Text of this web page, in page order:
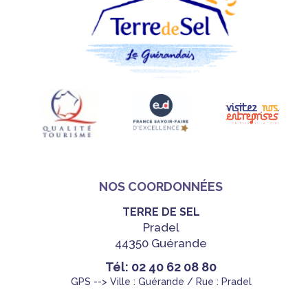
NOS COORDONNÉES
TERRE DE SEL
Pradel
44350 Guérande
Tél: 02 40 62 08 80
GPS --> Ville : Guérande / Rue : Pradel